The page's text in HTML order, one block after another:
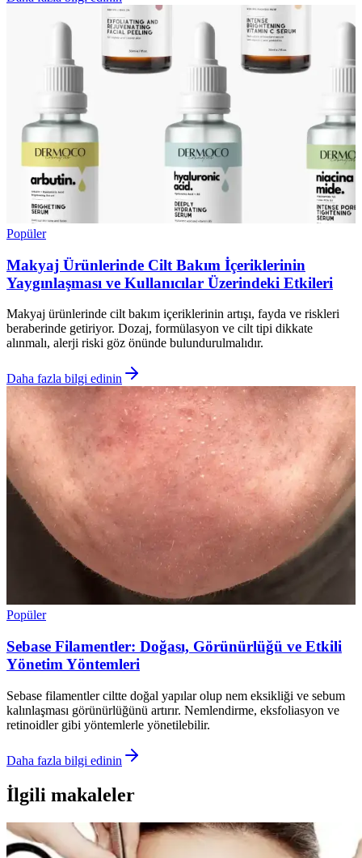
Popüler
Makyaj Ürünlerinde Cilt Bakım İçeriklerinin
Yaygınlaşması ve Kullanıcılar Üzerindeki Etkileri
Makyaj ürünlerinde cilt bakım içeriklerinin artışı, fayda ve riskleri
beraberinde getiriyor. Dozaj, formülasyon ve cilt tipi dikkate
alınmalı, alerji riski göz önünde bulundurulmalıdır.
Daha fazla bilgi edinin
Popüler
Sebase Filamentler: Doğası, Görünürlüğü ve Etkili
Yönetim Yöntemleri
Sebase filamentler ciltte doğal yapılar olup nem eksikliği ve sebum
kalınlaşması görünürlüğünü artırır. Nemlendirme, eksfoliasyon ve
retinoidler gibi yöntemlerle yönetilebilir.
Daha fazla bilgi edinin
İlgili makaleler